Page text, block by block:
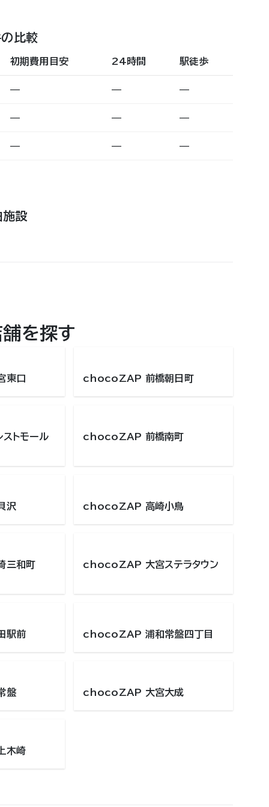
比較
初期費用目安 24時間 駅徒歩
— — —
— — —
— — —
施設
を探す
東口 chocoZAP 前橋朝日町
トモール chocoZAP 前橋南町
沢 chocoZAP 高崎小鳥
三和町 chocoZAP 大宮ステラタウン
駅前 chocoZAP 浦和常盤四丁目
盤 chocoZAP 大宮大成
木崎